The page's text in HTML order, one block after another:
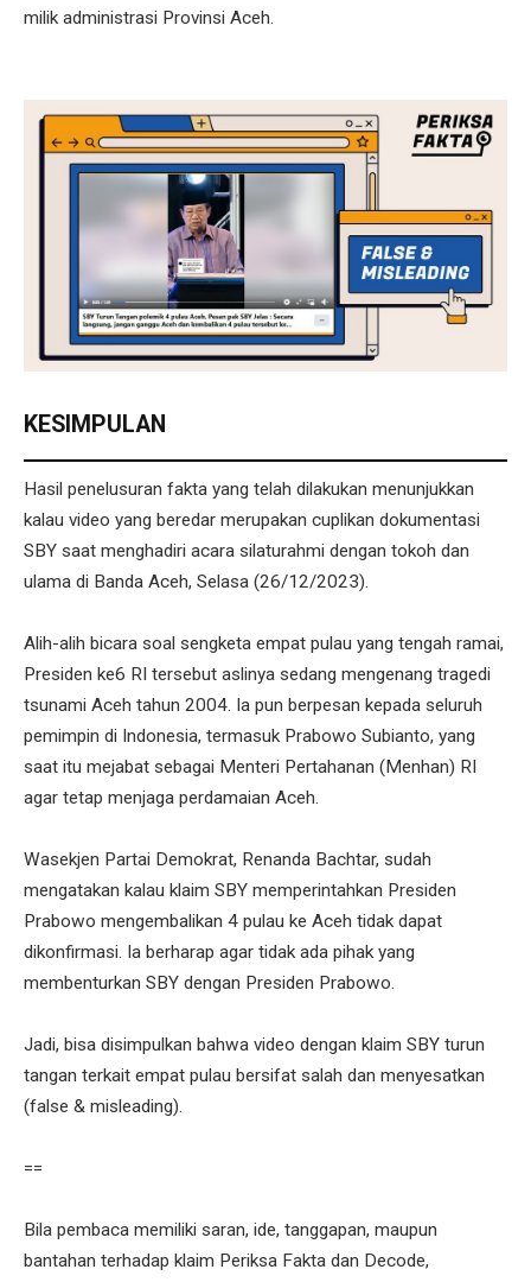
milik administrasi Provinsi Aceh.
KESIMPULAN
Hasil penelusuran fakta yang telah dilakukan menunjukkan
kalau video yang beredar merupakan cuplikan dokumentasi
SBY saat menghadiri acara silaturahmi dengan tokoh dan
ulama di Banda Aceh, Selasa (26/12/2023).
Alih-alih bicara soal sengketa empat pulau yang tengah ramai,
Presiden ke6 RI tersebut aslinya sedang mengenang tragedi
tsunami Aceh tahun 2004. Ia pun berpesan kepada seluruh
pemimpin di Indonesia, termasuk Prabowo Subianto, yang
saat itu mejabat sebagai Menteri Pertahanan (Menhan) RI
agar tetap menjaga perdamaian Aceh.
Wasekjen Partai Demokrat, Renanda Bachtar, sudah
mengatakan kalau klaim SBY memperintahkan Presiden
Prabowo mengembalikan 4 pulau ke Aceh tidak dapat
dikonfirmasi. Ia berharap agar tidak ada pihak yang
membenturkan SBY dengan Presiden Prabowo.
Jadi, bisa disimpulkan bahwa video dengan klaim SBY turun
tangan terkait empat pulau bersifat salah dan menyesatkan
(false & misleading).
==
Bila pembaca memiliki saran, ide, tanggapan, maupun
bantahan terhadap klaim Periksa Fakta dan Decode,